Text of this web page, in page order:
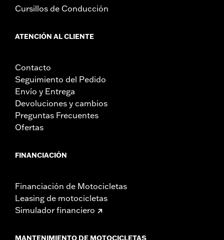
Cursillos de Conducción
ATENCIÓN AL CLIENTE
Contacto
Seguimiento del Pedido
Envío y Entrega
Devoluciones y cambios
Preguntas Frecuentes
Ofertas
FINANCIACIÓN
Financiación de Motocicletas
Leasing de motocicletas
Simulador financiero
MANTENIMIENTO DE MOTOCICLETAS